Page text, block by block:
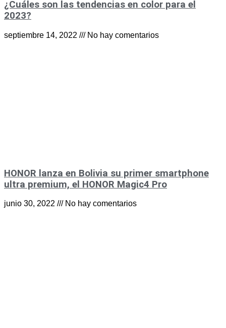
¿Cuáles son las tendencias en color para el
2023?
septiembre 14, 2022 No hay comentarios
HONOR lanza en Bolivia su primer smartphone
ultra premium, el HONOR Magic4 Pro
junio 30, 2022 No hay comentarios